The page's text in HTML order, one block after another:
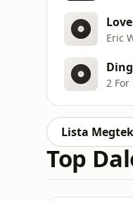
Eric
2 For
Lista
Top